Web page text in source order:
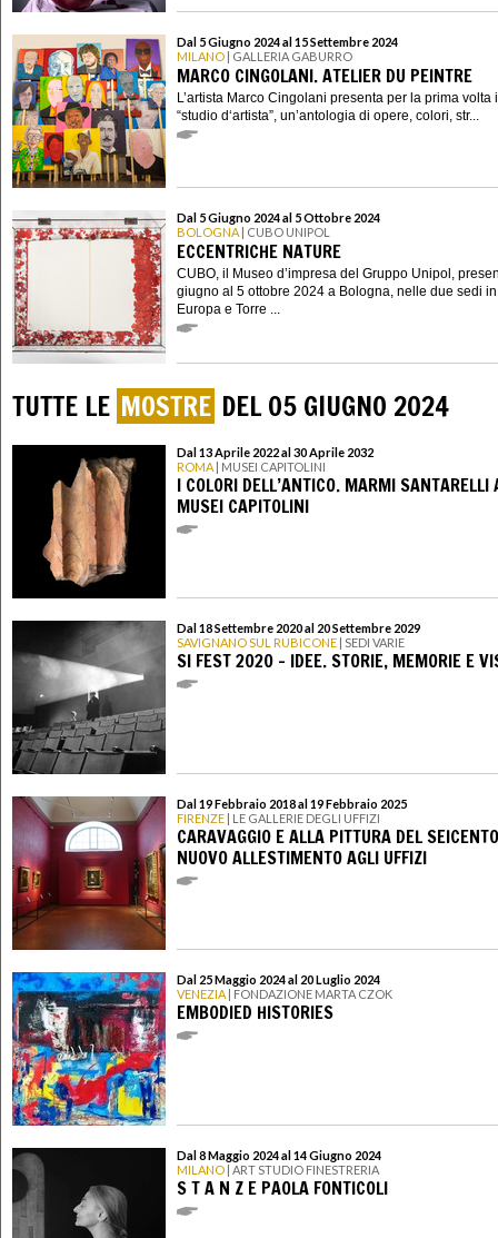
Dal 5 Giugno 2024 al 15 Settembre 2024
MILANO | GALLERIA GABURRO
MARCO CINGOLANI. ATELIER DU PEINTRE
L’artista Marco Cingolani presenta per la prima volta
“studio d‘artista”, un’antologia di opere, colori, str...
Dal 5 Giugno 2024 al 5 Ottobre 2024
BOLOGNA | CUBO UNIPOL
ECCENTRICHE NATURE
CUBO, il Museo d’impresa del Gruppo Unipol,
giugno al 5 ottobre 2024 a Bologna, nelle due sedi
Europa e Torre ...
TUTTE LE MOSTRE DEL 05 GIUGNO 2024
Dal 13 Aprile 2022 al 30 Aprile 2032
ROMA | MUSEI CAPITOLINI
I COLORI DELL’ANTICO. MARMI SANTARELLI
MUSEI CAPITOLINI
Dal 18 Settembre 2020 al 20 Settembre 2029
SAVIGNANO SUL RUBICONE | SEDI VARIE
SI FEST 2020 - IDEE. STORIE, MEMORIE E
Dal 19 Febbraio 2018 al 19 Febbraio 2025
FIRENZE | LE GALLERIE DEGLI UFFIZI
CARAVAGGIO E ALLA PITTURA DEL
NUOVO ALLESTIMENTO AGLI UFFIZI
Dal 25 Maggio 2024 al 20 Luglio 2024
VENEZIA | FONDAZIONE MARTA CZOK
EMBODIED HISTORIES
Dal 8 Maggio 2024 al 14 Giugno 2024
MILANO | ART STUDIO FINESTRERIA
S T A N Z E PAOLA FONTICOLI